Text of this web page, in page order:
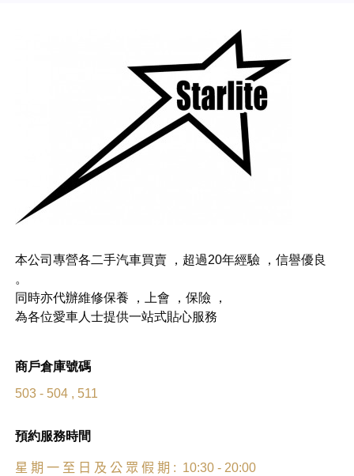
本公司專營各二手汽車買賣 ，超過20年經驗 ，信譽優良
。
同時亦代辦維修保養 ，上會 ，保險 ，
為各位愛車人士提供一站式貼心服務
商戶倉庫號碼
503 - 504 , 511
預約服務時間
星 期 一 至 日 及 公 眾 假 期 : 10:30 - 20:00